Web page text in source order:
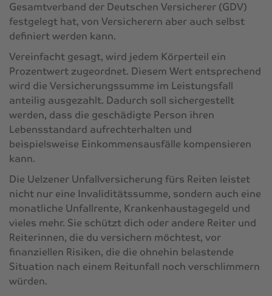
Gesamtverband der Deutschen Versicherer (GDV)
festgelegt hat, von Versicherern aber auch selbst
definiert werden kann.
Vereinfacht gesagt, wird jedem Körperteil ein
Prozentwert zugeordnet. Diesem Wert entsprechend
wird die Versicherungssumme im Leistungsfall
anteilig ausgezahlt. Dadurch soll sichergestellt
werden, dass die geschädigte Person ihren
Lebensstandard aufrechterhalten und
beispielsweise Einkommensausfälle kompensieren
kann.
Die Uelzener Unfallversicherung fürs Reiten leistet
nicht nur eine Invaliditätssumme, sondern auch eine
monatliche Unfallrente, Krankenhaustagegeld und
vieles mehr. Sie schützt dich oder andere Reiter und
Reiterinnen, die du versichern möchtest, vor
finanziellen Risiken, die die ohnehin belastende
Situation nach einem Reitunfall noch verschlimmern
würden.